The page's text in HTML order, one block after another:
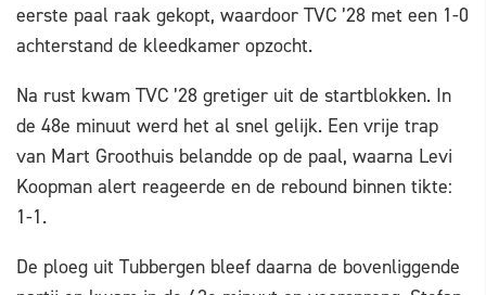
eerste paal raak gekopt, waardoor TVC ’28 met een 1-0
achterstand de kleedkamer opzocht.
Na rust kwam TVC ’28 gretiger uit de startblokken. In
de 48e minuut werd het al snel gelijk. Een vrije trap
van Mart Groothuis belandde op de paal, waarna Levi
Koopman alert reageerde en de rebound binnen tikte:
1-1.
De ploeg uit Tubbergen bleef daarna de bovenliggende